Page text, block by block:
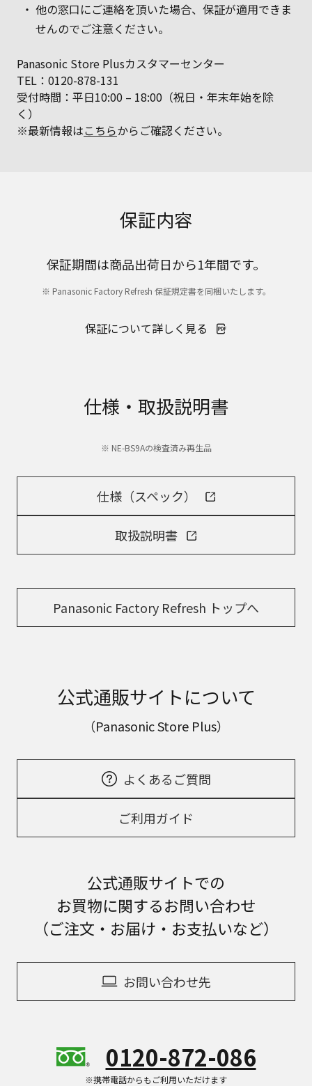
他の窓口にご連絡を頂いた場合、保証が適用できま
せんのでご注意ください。
Panasonic Store Plusカスタマーセンター
TEL：0120-878-131
受付時間：平日10:00 – 18:00（祝日・年末年始を除
く）
※最新情報はこちらからご確認ください。
保証内容
保証期間は商品出荷日から1年間です。
※ Panasonic Factory Refresh 保証規定書を同梱いたします。
保証について詳しく見る
仕様・取扱説明書
※ NE-BS9Aの検査済み再生品
仕様（スペック）
取扱説明書
Panasonic Factory Refresh トップへ
公式通販サイトについて
（Panasonic Store Plus）
よくあるご質問
ご利用ガイド
公式通販サイトでの
お買物に関するお問い合わせ
（ご注文・お届け・お支払いなど）
お問い合わせ先
0120-872-086
※携帯電話からもご利用いただけます